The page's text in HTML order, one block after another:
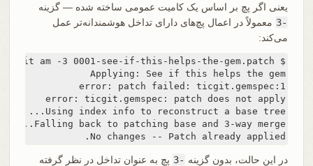
یعنی اگر پچ بر اساس یک کامیت عمومی ساخته شده — گزینه
-3
معمولاً در اعمال پچ‌های دارای تداخل هوشمندانه‌تر عمل
می‌کند:
Applying: See if this helps the gem
error: patch failed: ticgit.gemspec:1
error: ticgit.gemspec: patch does not apply
No changes -- Patch already applied.
در این حالت، بدون گزینه -3
پچ به عنوان تداخل در نظر گرفته